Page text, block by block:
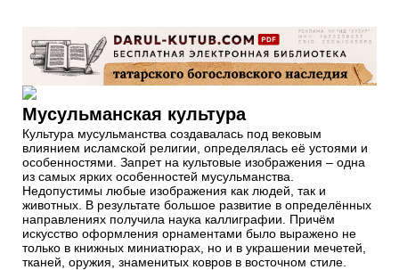
Мусульманская культура
Культура мусульманства создавалась под вековым
влиянием исламской религии, определялась её устоями и
особенностями. Запрет на культовые изображения – одна
из самых ярких особенностей мусульманства.
Недопустимы любые изображения как людей, так и
животных. В результате большое развитие в определённых
направлениях получила наука каллиграфии. Причём
искусство оформления орнаментами было выражено не
только в книжных миниатюрах, но и в украшении мечетей,
тканей, оружия, знаменитых ковров в восточном стиле.